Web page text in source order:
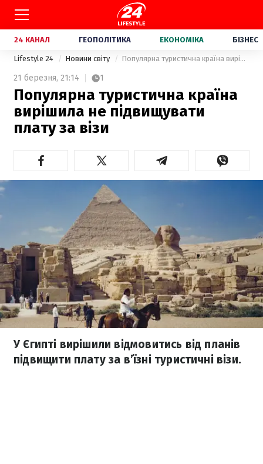
24 КАНАЛ ГЕОПОЛІТИКА ЕКОНОМІКА БІЗНЕС
Lifestyle 24 Новини світу Популярна туристична країна вирішила не підвищувати плату за візи
21 березня, 21:14 1
Популярна туристична країна
вирішила не підвищувати
плату за візи
У Єгипті вирішили відмовитись від планів
підвищити плату за в’їзні туристичні візи.